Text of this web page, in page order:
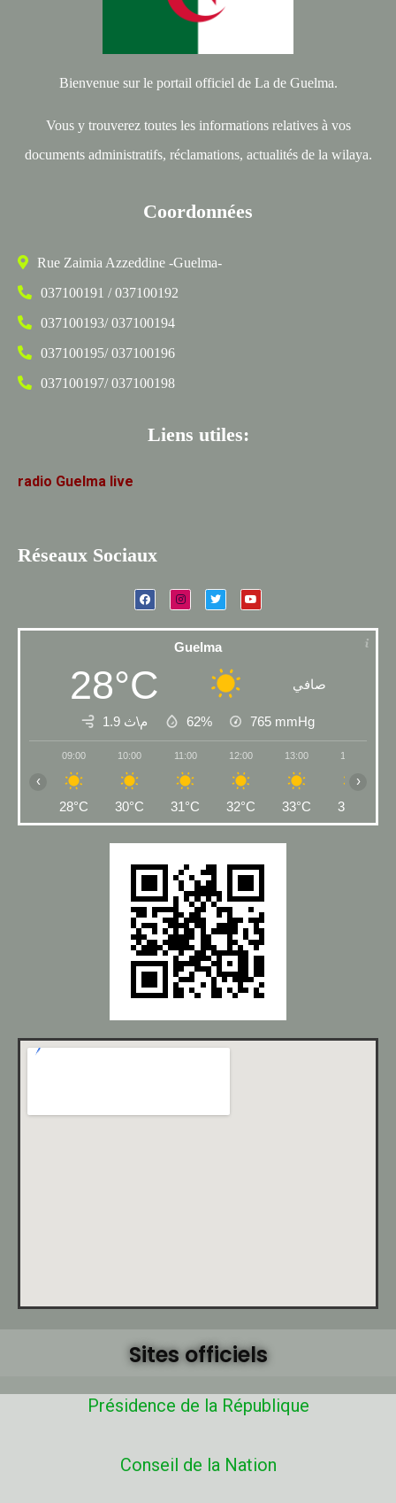
Bienvenue sur le portail officiel de La de Guelma.
Vous y trouverez toutes les informations relatives à vos
documents administratifs, réclamations, actualités de la wilaya.
Coordonnées
Rue Zaimia Azzeddine -Guelma-
037100191 / 037100192
037100193/ 037100194
037100195/ 037100196
037100197/ 037100198
Liens utiles:
radio Guelma live
Réseaux Sociaux
Guelma
28°C صافي
1.9 م\ث 62% 765 mmHg
09:00
28°C
10:00
30°C
11:00
31°C
12:00
32°C
13:00
33°C
14:00
33°C
‹ ›
Sites officiels
Présidence de la République
Conseil de la Nation